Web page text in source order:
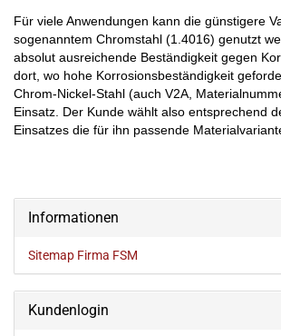
Für viele Anwendungen kann die günstigere
sogenanntem Chromstahl (1.4016) genutzt
absolut ausreichende Beständigkeit gegen
dort, wo hohe Korrosionsbeständigkeit
Chrom-Nickel-Stahl (auch V2A,
Einsatz. Der Kunde wählt also entsprechend
Einsatzes die für ihn passende
Informationen
Sitemap Firma FSM
Kundenlogin